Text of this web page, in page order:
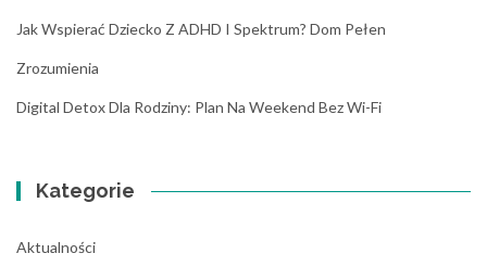
Jak Wspierać Dziecko Z ADHD I Spektrum? Dom Pełen
Zrozumienia
Digital Detox Dla Rodziny: Plan Na Weekend Bez Wi-Fi
Kategorie
Aktualności